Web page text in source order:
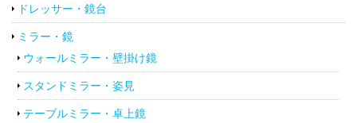
ドレッサー・鏡台
ミラー・鏡
ウォールミラー・壁掛け鏡
スタンドミラー・姿見
テーブルミラー・卓上鏡